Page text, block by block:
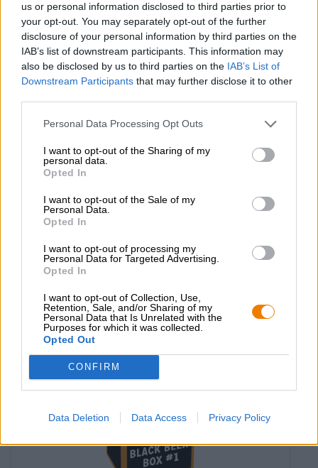
us or personal information disclosed to third parties prior to
your opt-out. You may separately opt-out of the further
disclosure of your personal information by third parties on the
IAB’s list of downstream participants. This information may
also be disclosed by us to third parties on the IAB’s List of
Downstream Participants that may further disclose it to other
Personal Data Processing Opt Outs
I want to opt-out of the Sharing of my
personal data.
Opted In
I want to opt-out of the Sale of my
Personal Data.
Opted In
I want to opt-out of processing my
Personal Data for Targeted Advertising.
Opted In
I want to opt-out of Collection, Use,
Retention, Sale, and/or Sharing of my
Personal Data that Is Unrelated with the
Purposes for which it was collected.
Opted Out
CONFIRM
Data Deletion Data Access Privacy Policy
Braufrisch
braufrisch - black beer box #2
100% (1)
€ 66,99
Esaurito
Braufrisch